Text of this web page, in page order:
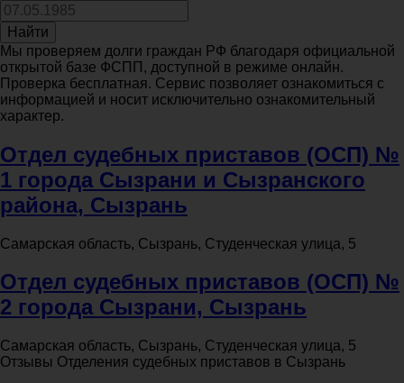
Найти
Мы проверяем долги граждан РФ благодаря официальной
открытой базе ФСПП, доступной в режиме онлайн.
Проверка бесплатная. Сервис позволяет ознакомиться с
информацией и носит исключительно ознакомительный
характер.
Отдел судебных приставов (ОСП) №
1 города Сызрани и Сызранского
района, Сызрань
Самарская область, Сызрань, Студенческая улица, 5
Отдел судебных приставов (ОСП) №
2 города Сызрани, Сызрань
Самарская область, Сызрань, Студенческая улица, 5
Отзывы Отделения судебных приставов в Сызрань